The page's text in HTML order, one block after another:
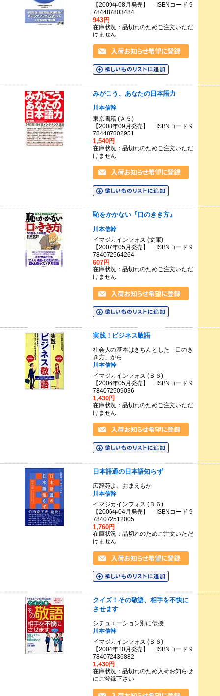
【2009年08月発売】 ISBNコード 9
784487803484
943円
在庫状況：品切れのためご注文いただ
けません
みがこう、あなたの日本語力
川本信幹
東京書籍 (Ａ５)
【2008年09月発売】 ISBNコード 9
784487802951
1,540円
在庫状況：品切れのためご注文いただ
けません
恥をかかない『口のきき方』
川本信幹
イマジカインフォス (文庫)
【2007年05月発売】 ISBNコード 9
784072564264
607円
在庫状況：品切れのためご注文いただ
けません
実践！ビジネス敬語
社会人の基本はきちんとした「口のき
き方」から
川本信幹
イマジカインフォス (Ｂ６)
【2006年05月発売】 ISBNコード 9
784072509036
1,430円
在庫状況：品切れのためご注文いただ
けません
日本語通の日本語知らず
広辞苑よ、おまえもか
川本信幹
イマジカインフォス (Ｂ６)
【2006年04月発売】 ISBNコード 9
784072512005
1,760円
在庫状況：品切れのためご注文いただ
けません
クイズ！その敬語、相手を不快に
させます
シチュエーション別に伝授
川本信幹
イマジカインフォス (Ｂ６)
【2004年10月発売】 ISBNコード 9
784072436882
1,430円
在庫状況：品切れのため入荷お知らせ
にご登録下さい